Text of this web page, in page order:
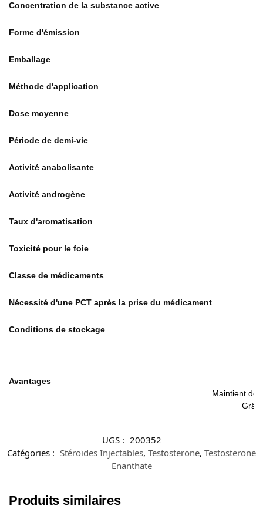
Concentration de la substance active
Forme d'émission
Emballage
Méthode d'application
Dose moyenne
Période de demi-vie
Activité anabolisante
Activité androgène
Taux d'aromatisation
Toxicité pour le foie
Classe de médicaments
Nécessité d'une PCT après la prise du médicament
Conditions de stockage
Avantages
Maintient
UGS : 200352
Catégories : Stéroïdes Injectables, Testosterone, Testosterone
Enanthate
Produits similaires